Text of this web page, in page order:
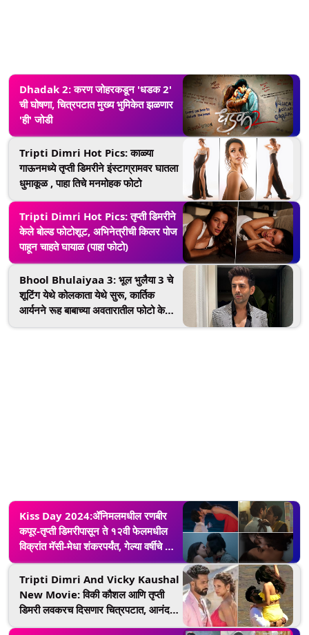
Dhadak 2: करण जोहरकडून 'धडक 2'
ची घोषणा, चित्रपटात मुख्य भुमिकेत झळणार
'ही' जोडी
Tripti Dimri Hot Pics: काळ्या
गाऊनमध्ये तृप्ती डिमरीने इंस्टाग्रामवर घातला
धुमाकूळ , पाहा तिचे मनमोहक फोटो
Tripti Dimri Hot Pics: तृप्ती डिमरीने
केले बोल्ड फोटोशूट, अभिनेत्रीची किलर पोज
पाहून चाहते घायाळ (पाहा फोटो)
Bhool Bhulaiyaa 3: भूल भुलैया 3 चे
शूटिंग येथे कोलकाता येथे सुरू, कार्तिक
आर्यनने रूह बाबाच्या अवतारातील फोटो केला
Kiss Day 2024:ॲनिमलमधील रणबीर
कपूर-तृप्ती डिमरीपासून ते १२वी फेलमधील
विक्रांत मॅसी-मेधा शंकरपर्यंत, गेल्या वर्षीचे 7
बॉलीवूड किसिंग सीन्स (व्हिडिओ पहा)
Tripti Dimri And Vicky Kaushal
New Movie: विकी कौशल आणि तृप्ती
डिमरी लवकरच दिसणार चित्रपटात, आनंद
तिवारी करणाचे चित्रपटाचे दिग्दर्शन